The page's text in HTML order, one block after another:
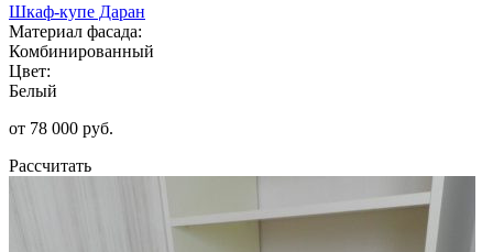
Шкаф-купе Даран
Материал фасада:
Комбинированный
Цвет:
Белый
от 78 000 руб.
Рассчитать